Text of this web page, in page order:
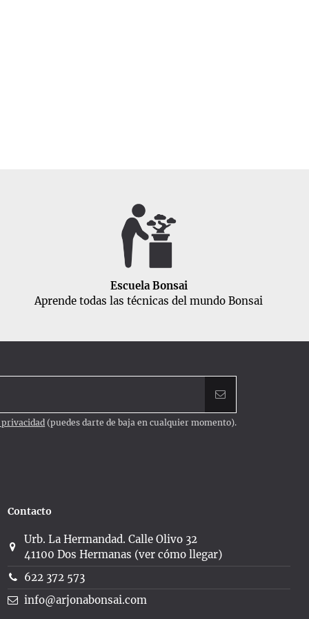
Escuela Bonsai
Aprende todas las técnicas del mundo Bonsai
(puedes darte de baja en cualquier momento).
Contacto
Urb. La Hermandad. Calle Olivo 32
41100 Dos Hermanas (ver cómo llegar)
622 372 573
info@arjonabonsai.com